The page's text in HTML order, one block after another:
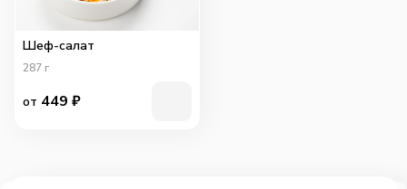
Шеф-салат
287 г
от 449 ₽